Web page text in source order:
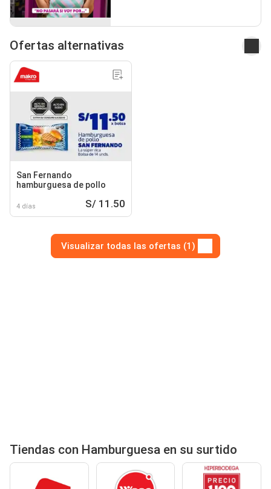
Ofertas alternativas
San Fernando
hamburguesa de pollo
4 días S/ 11.50
Visualizar todas las ofertas (1)
Tiendas con Hamburguesa en su surtido